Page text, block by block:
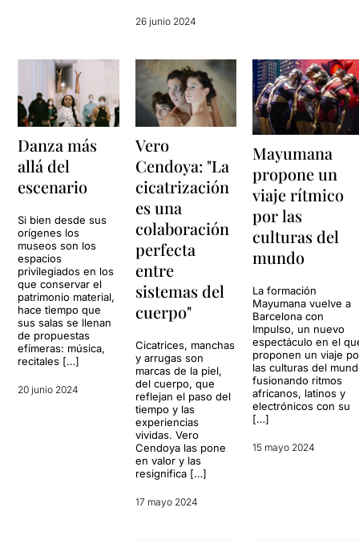
26 junio 2024
Danza más
allá del
escenario
Si bien desde sus
orígenes los
museos son los
espacios
privilegiados en los
que conservar el
patrimonio material,
hace tiempo que
sus salas se llenan
de propuestas
efímeras: música,
recitales […]
20 junio 2024
Vero
Cendoya: "La
cicatrización
es una
colaboración
perfecta
entre
sistemas del
cuerpo"
Cicatrices, manchas
y arrugas son
marcas de la piel,
del cuerpo, que
reflejan el paso del
tiempo y las
experiencias
vividas. Vero
Cendoya las pone
en valor y las
resignifica […]
17 mayo 2024
Mayumana
propone un
viaje rítmico
por las
culturas del
mundo
La formación
Mayumana vuelve a
Barcelona con
Impulso, un nuevo
espectáculo en el
proponen un viaje
las culturas del
fusionando ritmos
africanos, latinos y
electrónicos con su
[…]
15 mayo 2024